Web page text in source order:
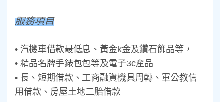
服務項目
• 汽機車借款最低息、黃金k金及鑽石飾品等，
• 精品名牌手錶包包等及電子3c產品
• 長、短期借款、工商融資機具周轉、軍公教信
用借款、房屋土地二胎借款